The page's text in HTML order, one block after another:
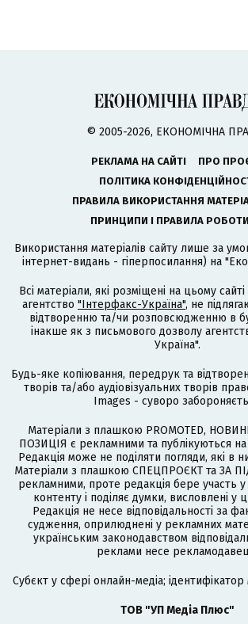
© 2005-2026, ЕКОНОМІЧНА
РЕКЛАМА НА САЙТІ
ПРО
ПОЛІТИКА
ПРАВИЛА ВИКОРИСТАННЯ
ПРИНЦИПИ І ПРАВИЛА
Використання матеріалів сайту лише за
інтернет-видань - гіперпосилання) на
Всі матеріали, які розміщені на цьому
агентство "Інтерфакс-Україна", не
відтворенню та/чи розповсюдженню в
інакше як з письмового дозволу
Україна".
Будь-яке копіювання, передрук та
творів та/або аудіовізуальних творів
Images - суворо
Матеріали з плашкою PROMOTED,
ПОЗИЦІЯ є рекламними та публікуються
Редакція може не поділяти погляди, які в
Матеріали з плашкою СПЕЦПРОЄКТ та ЗА
рекламними, проте редакція бере участь у
контенту і поділяє думки, висловлені у
Редакція не несе відповідальності за
судження, оприлюднені у рекламних
українським законодавством
реклами несе
Cубєкт у сфері онлайн-медіа;
ТОВ "УП Медіа Плюс"